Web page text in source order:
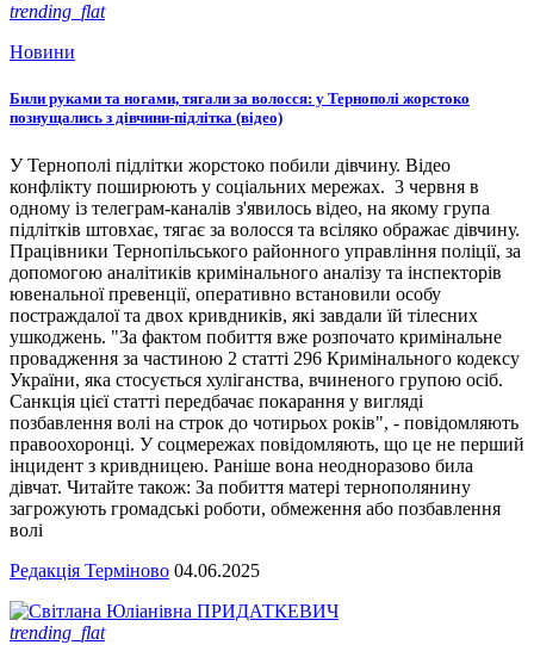
trending_flat
Новини
Били руками та ногами, тягали за волосся: у Тернополі жорстоко
познущались з дівчини-підлітка (відео)
У Тернополі підлітки жорстоко побили дівчину. Відео
конфлікту поширюють у соціальних мережах. 3 червня в
одному із телеграм-каналів з'явилось відео, на якому група
підлітків штовхає, тягає за волосся та всіляко ображає дівчину.
Працівники Тернопільського районного управління поліції, за
допомогою аналітиків кримінального аналізу та інспекторів
ювенальної превенції, оперативно встановили особу
постраждалої та двох кривдників, які завдали їй тілесних
ушкоджень. "За фактом побиття вже розпочато кримінальне
провадження за частиною 2 статті 296 Кримінального кодексу
України, яка стосується хуліганства, вчиненого групою осіб.
Санкція цієї статті передбачає покарання у вигляді
позбавлення волі на строк до чотирьох років", - повідомляють
правоохоронці. У соцмережах повідомляють, що це не перший
інцидент з кривдницею. Раніше вона неодноразово била
дівчат. Читайте також: За побиття матері тернополянину
загрожують громадські роботи, обмеження або позбавлення
волі
Редакція Терміново 04.06.2025
trending_flat